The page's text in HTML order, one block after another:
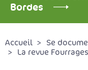
Bordes
Accueil
Se
La revue Fourrages